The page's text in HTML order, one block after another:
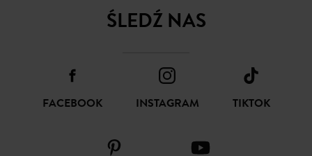
ŚLEDŹ NAS
FACEBOOK INSTAGRAM TIKTOK